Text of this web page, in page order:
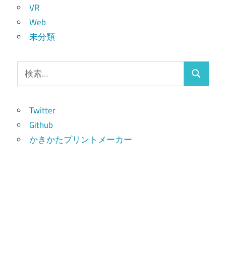
VR
Web
未分類
索:
検
Twitter
Github
かきかたプリントメーカー